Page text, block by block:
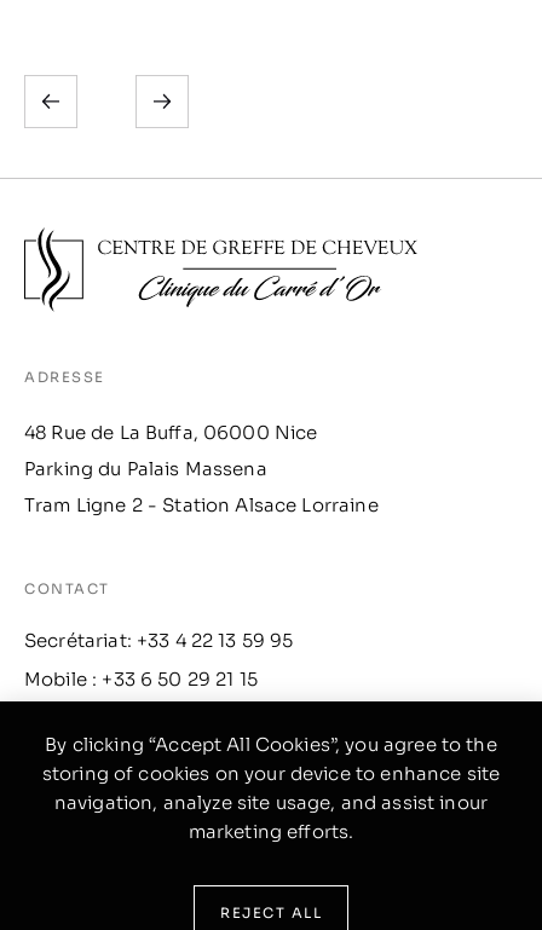
ADRESSE
48 Rue de La Buffa, 06000 Nice
Parking du Palais Massena
Tram Ligne 2 - Station Alsace Lorraine
CONTACT
Secrétariat: +33 4 22 13 59 95
Mobile : +33 6 50 29 21 15
INFO
By clicking “Accept All Cookies”, you agree to the
storing of cookies on your device to enhance site
navigation, analyze site usage, and assist inour
marketing efforts.
REJECT ALL